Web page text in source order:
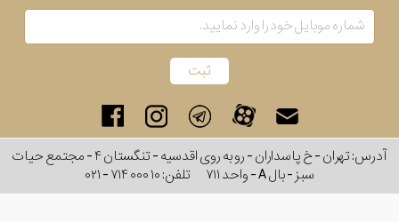
آدرس: تهران - خ پاسداران - رو به روی اقدسیه - تنگستان ۴ - مجتمع حیات
سبز - بال A - واحد ۷۱۱
تلفن:۰۲۱ - ۷۱۴ ۰۰۰ ۱۰